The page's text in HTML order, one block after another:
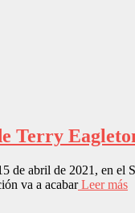
Terry
de abril de 2021,
va a acabarLeer más